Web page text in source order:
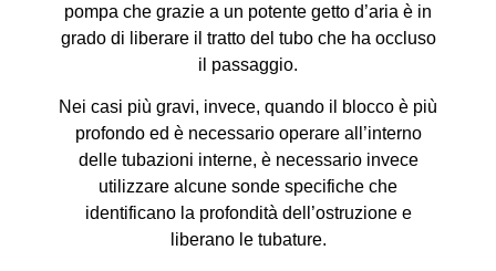
pompa che grazie a un potente getto d’aria è in
grado di liberare il tratto del tubo che ha occluso
il passaggio.
Nei casi più gravi, invece, quando il blocco è più
profondo ed è necessario operare all’interno
delle tubazioni interne, è necessario invece
utilizzare alcune sonde specifiche che
identificano la profondità dell’ostruzione e
liberano le tubature.